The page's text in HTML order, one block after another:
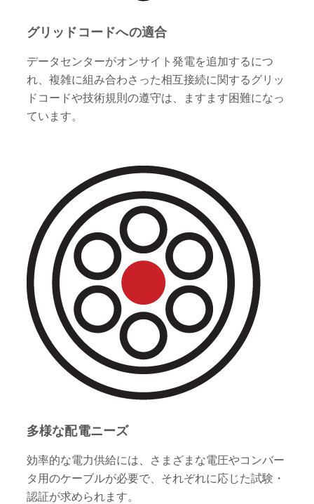
グリッドコードへの適合
データセンターがオンサイト発電を追加するにつ
れ、複雑に組み合わさった相互接続に関するグリッ
ドコードや技術規則の遵守は、ますます困難になっ
ています。
多様な配電ニーズ
効率的な電力供給には、さまざまな電圧やコンバー
タ用のケーブルが必要で、それぞれに応じた試験・
認証が求められます。